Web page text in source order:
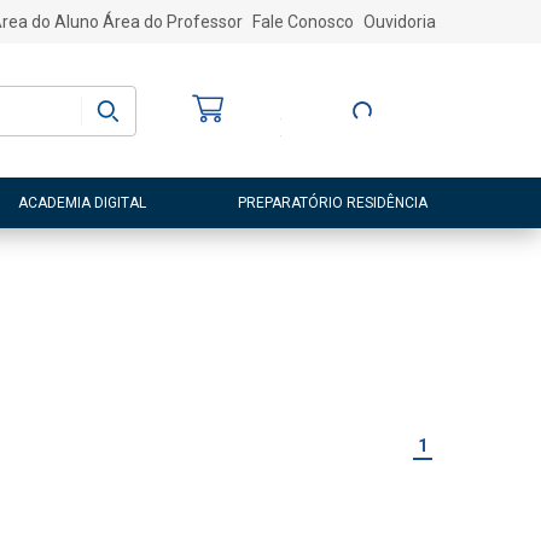
do Aluno Área do Professor Fale Conosco Ouvidoria
Entre ou Cadastre-
ACADEMIA DIGITAL PREPARATÓRIO RESIDÊNCIA
1